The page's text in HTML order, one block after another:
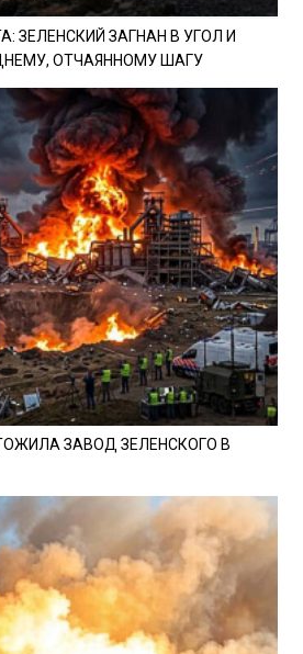
ЗЕЛЕНСКИЙ ЗАГНАН В УГОЛ И
ОТЧАЯННОМУ ШАГУ
ЗАВОД ЗЕЛЕНСКОГО В